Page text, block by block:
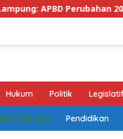
Perubahan 2026
Hukum Politik
Olahraga Pendidikan